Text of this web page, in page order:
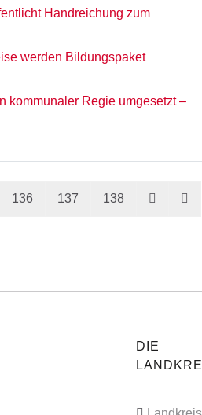
Handreichung zum
werden Bildungspaket
kommunaler Regie umgesetzt –
136 137 138
DIE